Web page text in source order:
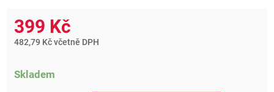
399 Kč
482,79 Kč včetně DPH
Skladem